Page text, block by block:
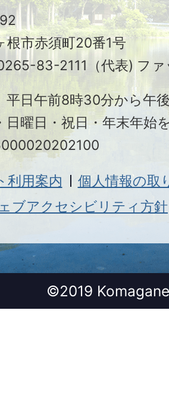
ヶ
根
市
根市赤須町20番1号
83-2111（代表) フ
日午前8時30分から午
日曜日・祝日・年末年始
利用案内
個人情報の取
ブアクセシビリティ方針
©2019